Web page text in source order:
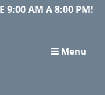
9:00 AM A 8:00 PM!
Menu